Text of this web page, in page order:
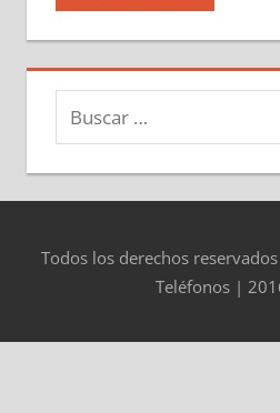
Buscar:
Todos los derechos
Teléfonos |